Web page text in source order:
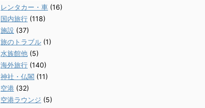
レンタカー・車 (16)
国内旅行 (118)
施設 (37)
旅のトラブル (1)
水族館他 (5)
海外旅行 (140)
神社・仏閣 (11)
空港 (32)
空港ラウンジ (5)